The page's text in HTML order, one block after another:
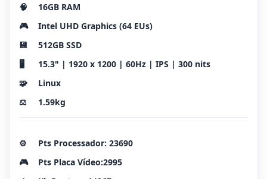
🧠
16GB RAM
🎮
Intel UHD Graphics (64 EUs)
💾
512GB SSD
🖥️
15.3" | 1920 x 1200 | 60Hz | IPS | 300 nits
🧩
Linux
⚖️
1.59kg
⚙️
Pts Processador: 23690
🎮
Pts Placa Vídeo:2995